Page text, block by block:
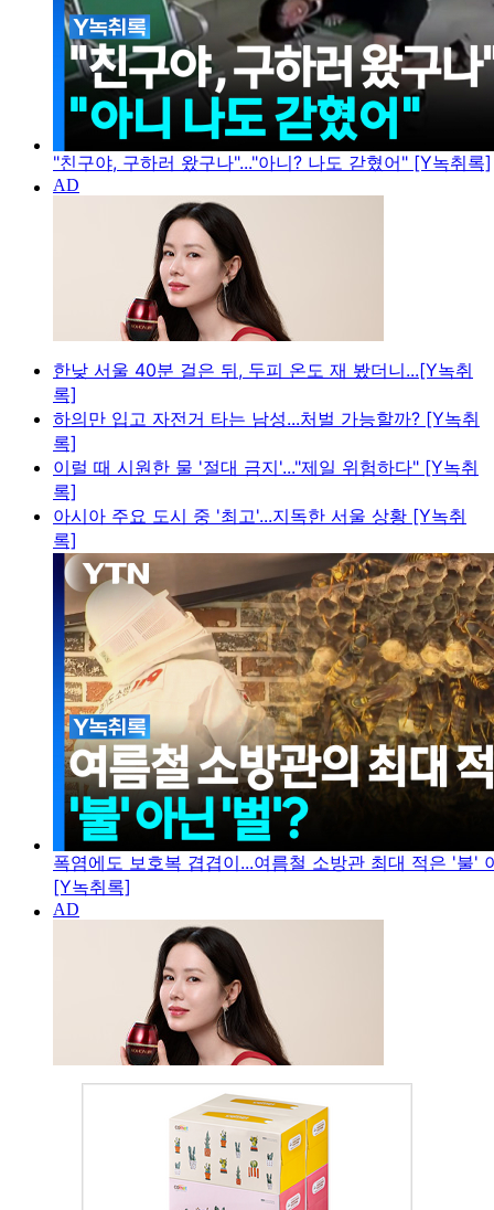
"친구야, 구하러 왔구나"..."아니? 나도 갇혔어" [Y녹취록]
한낮 서울 40분 걸은 뒤, 두피 온도 재 봤더니...[Y녹취
록]
하의만 입고 자전거 타는 남성...처벌 가능할까? [Y녹취
록]
이럴 때 시원한 물 '절대 금지'..."제일 위험하다" [Y녹취
록]
아시아 주요 도시 중 '최고'...지독한 서울 상황 [Y녹취
록]
폭염에도 보호복 겹겹이...여름철 소방관 최대 적은 '불'
[Y녹취록]